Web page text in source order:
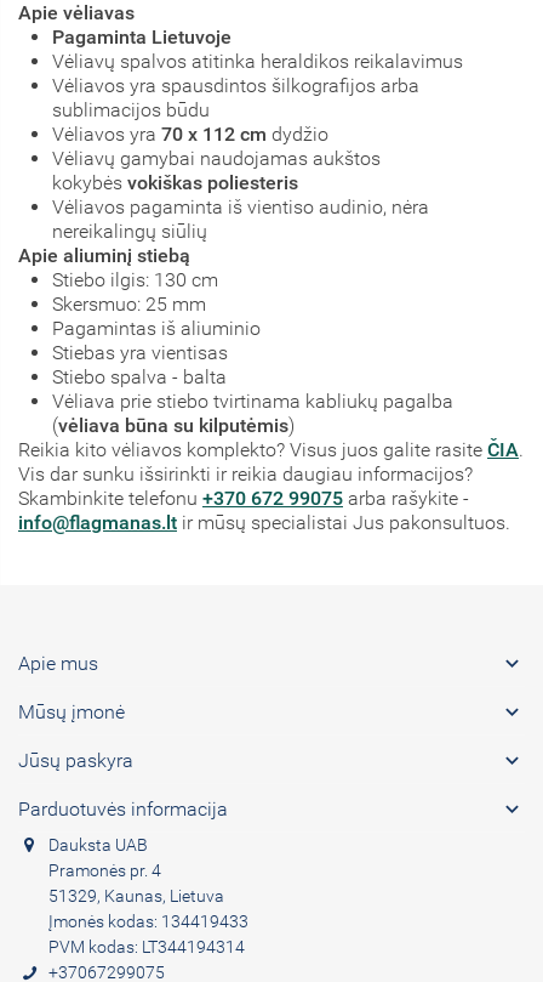
Apie vėliavas
Pagaminta Lietuvoje
Vėliavų spalvos atitinka heraldikos reikalavimus
Vėliavos yra spausdintos šilkografijos arba
sublimacijos būdu
Vėliavos yra 70 x 112 cm dydžio
Vėliavų gamybai naudojamas aukštos
kokybės vokiškas poliesteris
Vėliavos pagaminta iš vientiso audinio, nėra
nereikalingų siūlių
Apie aliuminį stiebą
Stiebo ilgis: 130 cm
Skersmuo: 25 mm
Pagamintas iš aliuminio
Stiebas yra vientisas
Stiebo spalva - balta
Vėliava prie stiebo tvirtinama kabliukų pagalba
(vėliava būna su kilputėmis)
Reikia kito vėliavos komplekto? Visus juos galite rasite ČIA.
Vis dar sunku išsirinkti ir reikia daugiau informacijos?
Skambinkite telefonu +370 672 99075 arba rašykite -
info@flagmanas.lt ir mūsų specialistai Jus pakonsultuos.
Apie mus 
Mūsų įmonė 
Jūsų paskyra 
Parduotuvės informacija 
Dauksta UAB
Pramonės pr. 4
51329, Kaunas, Lietuva
Įmonės kodas: 134419433
PVM kodas: LT344194314
+37067299075